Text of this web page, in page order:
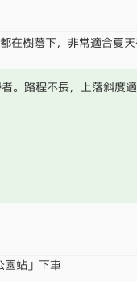
在樹蔭下，非常適合夏
。路程不長，上落斜度適
園站」下車